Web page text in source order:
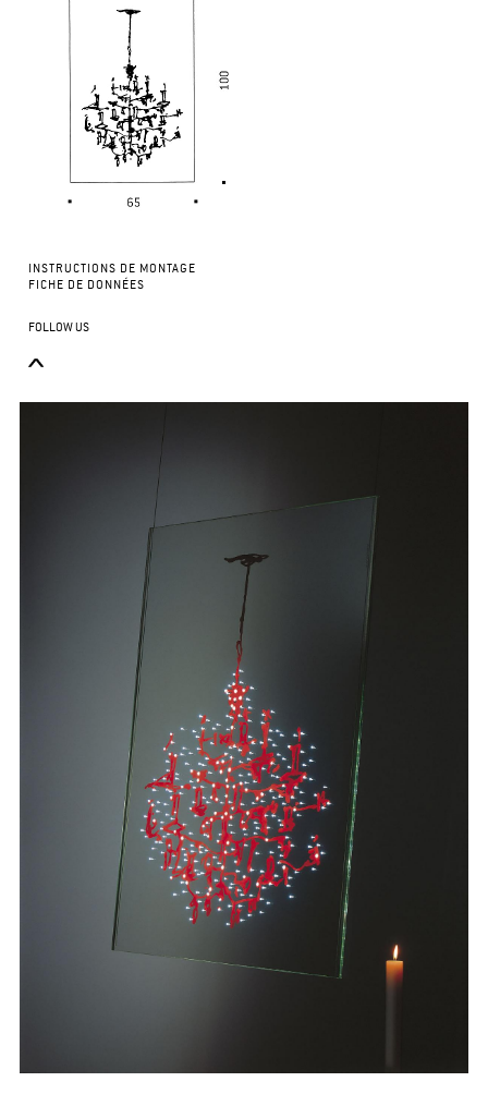
INSTRUCTIONS DE MONTAGE
FICHE DE DONNÉES
FOLLOW US